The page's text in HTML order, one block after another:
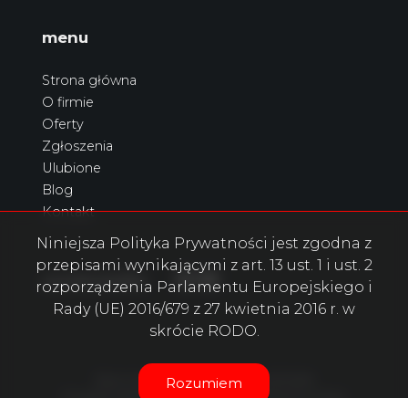
menu
Strona główna
O firmie
Oferty
Zgłoszenia
Ulubione
Blog
Kontakt
social.media Facebook
Facebook
Facebook
Biuro nieruchomości Benitex © 2026
Niniejsza Polityka Prywatności jest zgodna z
przepisami wynikającymi z art. 13 ust. 1 i ust. 2
rozporządzenia Parlamentu Europejskiego i
Rady (UE) 2016/679 z 27 kwietnia 2016 r. w
skrócie RODO.
Rozumiem